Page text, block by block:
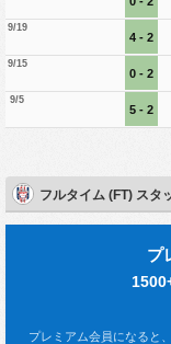
9/19
4 - 2
9/15
0 - 2
9/5
5 - 2
フルタイム (FT) スタ
プ
プレミアム会員になると